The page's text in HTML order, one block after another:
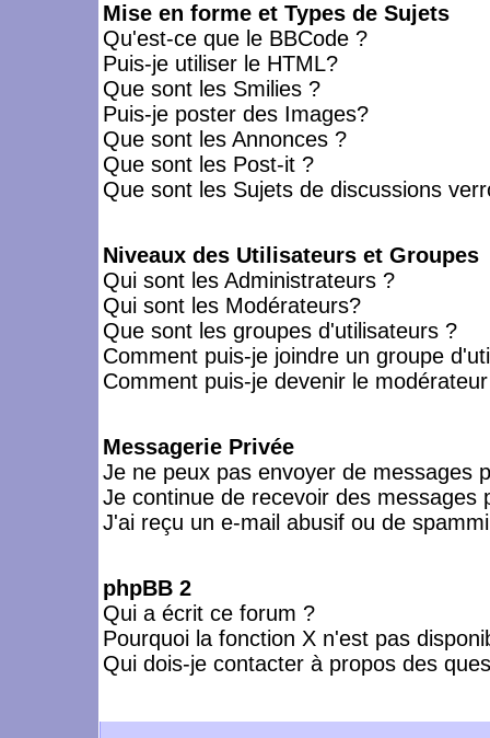
Mise en forme et Types de Sujets
Qu'est-ce que le BBCode ?
Puis-je utiliser le HTML?
Que sont les Smilies ?
Puis-je poster des Images?
Que sont les Annonces ?
Que sont les Post-it ?
Que sont les Sujets de discussions
Niveaux des Utilisateurs et Groupes
Qui sont les Administrateurs ?
Qui sont les Modérateurs?
Que sont les groupes d'utilisateurs ?
Comment puis-je joindre un groupe
Comment puis-je devenir le
Messagerie Privée
Je ne peux pas envoyer de messages
Je continue de recevoir des messages
J'ai reçu un e-mail abusif ou de
phpBB 2
Qui a écrit ce forum ?
Pourquoi la fonction X n'est pas
Qui dois-je contacter à propos des